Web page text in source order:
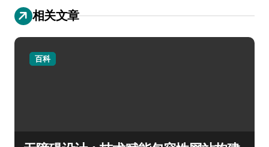
相关文章
百科